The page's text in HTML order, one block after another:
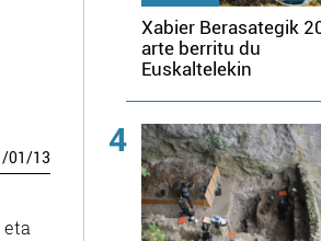
/01/13
Xabier Berasategik
arte berritu du
Euskaltelekin
4